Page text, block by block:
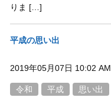
りま […]
平成の思い出
2019年05月07日 10:02 AM
令和 平成 思い出